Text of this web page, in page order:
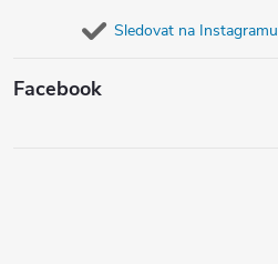
Sledovat na Instagramu
Facebook